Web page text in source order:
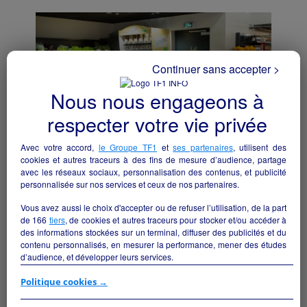
Boulogne-sur-Mer - 62200
Alimentation collectivite
Nous nous engageons à
respecter votre vie privée
Avec votre accord, le Groupe TF1 etses partenaires, utilisent des
cookies et autres traceurs à des fins de mesure d’audience, partage
avec les réseaux sociaux, personnalisation des contenus, et publicité
personnalisée sur nos services et ceux de nos partenaires.
Vous avez aussi le choix d'accepter ou de refuser l’utilisation, de la part
de 166 tiers, de cookies et autres traceurs pour stocker et/ou accéder à
des informations stockées sur un terminal, diffuser des publicités et du
contenu personnalisés, en mesurer la performance, mener des études
d’audience, et développer leurs services.
Si vous continuez sans accepter, les fonctionnalités liées à la
Politique cookies →
Continuer sans accepter >